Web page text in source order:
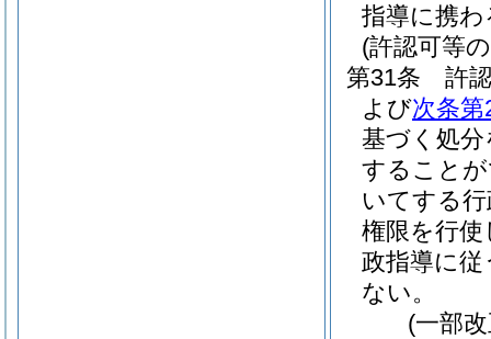
指導に携
(許認可等
第31条
許
よび次条第
基づく処
すること
いてする
権限を行
政指導に
ない。
(一部